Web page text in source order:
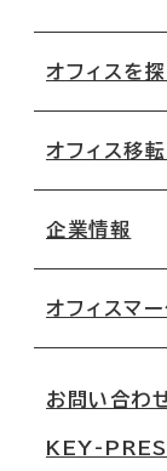
オフィスを
地図から探す
路線・駅か
オフィス移
移転コスト
移転スケジ
オフィス移
企業情報
オフィスマー
大阪
お問い合わ
KEY-